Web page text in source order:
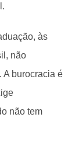
às
não
A burocracia é
não tem